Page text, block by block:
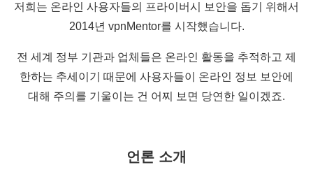
저희는 온라인 사용자들의 프라이버시 보안을 돕기 위해서
2014년 vpnMentor를 시작했습니다.
전 세계 정부 기관과 업체들은 온라인 활동을 추적하고 제
한하는 추세이기 때문에 사용자들이 온라인 정보 보안에
대해 주의를 기울이는 건 어찌 보면 당연한 일이겠죠.
언론 소개